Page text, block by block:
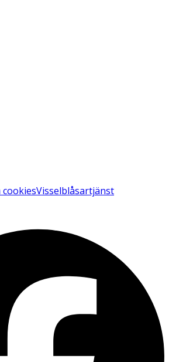
cookiesVisselblåsartjänst